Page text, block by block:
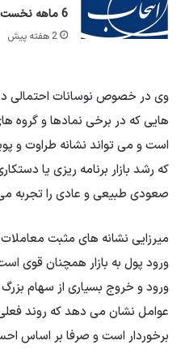
6 ماهه نخست
2 هفته پیش
وی در خصوص نوسانات احتمالی
هایی که در برخی نمادها و گروه
است و می تواند نشانه طراوت و
که رشد بازار برنامه ریزی یا
صعودی طبیعی و عادی را تجربه
میرزایی نشانه های مثبت معاملات
ورود پول به بازار همچنان قوی
ورود و خروج بسیاری از سهام
عوامل نشان می دهد که روند
برخوردار است و صرفا بر اساس